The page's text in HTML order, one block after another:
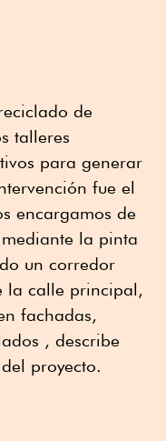
de
talleres
para generar
fue el
encargamos de
la pinta
un corredor
la calle principal,
fachadas,
, describe
proyecto.